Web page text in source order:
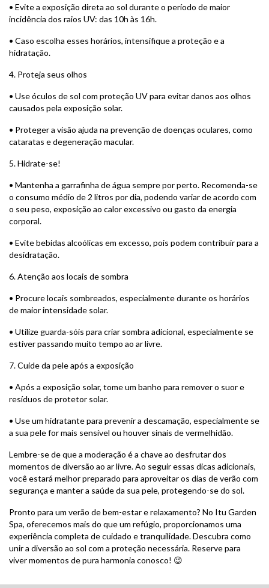
• Evite a exposição direta ao sol durante o período de maior
incidência dos raios UV: das 10h às 16h.
• Caso escolha esses horários, intensifique a proteção e a
hidratação.
4. Proteja seus olhos
• Use óculos de sol com proteção UV para evitar danos aos olhos
causados pela exposição solar.
• Proteger a visão ajuda na prevenção de doenças oculares, como
cataratas e degeneração macular.
5. Hidrate-se!
• Mantenha a garrafinha de água sempre por perto. Recomenda-se
o consumo médio de 2 litros por dia, podendo variar de acordo com
o seu peso, exposição ao calor excessivo ou gasto da energia
corporal.
• Evite bebidas alcoólicas em excesso, pois podem contribuir para a
desidratação.
6. Atenção aos locais de sombra
• Procure locais sombreados, especialmente durante os horários
de maior intensidade solar.
• Utilize guarda-sóis para criar sombra adicional, especialmente se
estiver passando muito tempo ao ar livre.
7. Cuide da pele após a exposição
• Após a exposição solar, tome um banho para remover o suor e
resíduos de protetor solar.
• Use um hidratante para prevenir a descamação, especialmente se
a sua pele for mais sensível ou houver sinais de vermelhidão.
Lembre-se de que a moderação é a chave ao desfrutar dos
momentos de diversão ao ar livre. Ao seguir essas dicas adicionais,
você estará melhor preparado para aproveitar os dias de verão com
segurança e manter a saúde da sua pele, protegendo-se do sol.
Pronto para um verão de bem-estar e relaxamento? No Itu Garden
Spa, oferecemos mais do que um refúgio, proporcionamos uma
experiência completa de cuidado e tranquilidade. Descubra como
unir a diversão ao sol com a proteção necessária. Reserve para
viver momentos de pura harmonia conosco! 😉